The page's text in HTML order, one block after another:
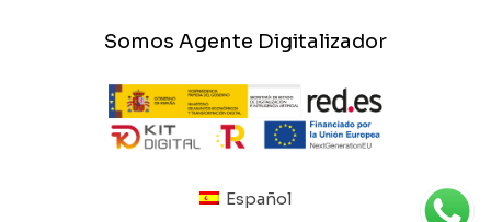
Somos Agente Digitalizador
Español